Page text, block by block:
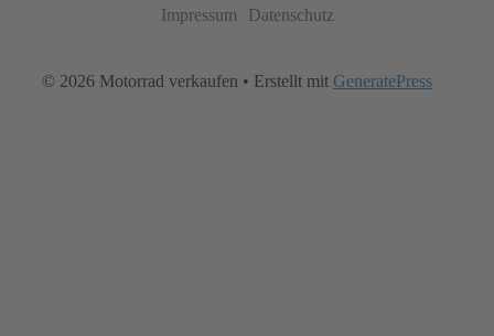
Impressum Datenschutz
© 2026 Motorrad verkaufen • Erstellt mit GeneratePress